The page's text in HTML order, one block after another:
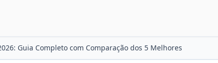
Guias para pais
Guia Completo com Comparação dos 5 Melhores